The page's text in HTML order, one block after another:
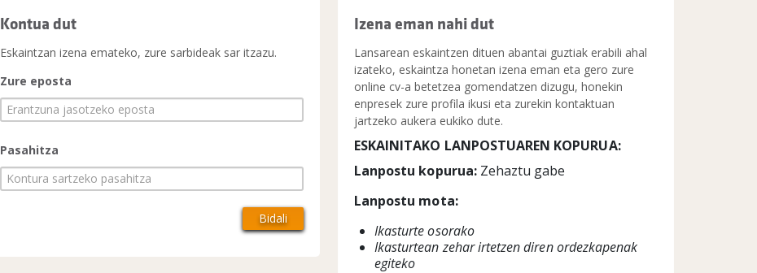
Kontua dut
Eskaintzan izena emateko, zure sarbideak sar itzazu.
Zure eposta
Pasahitza
Izena eman nahi dut
Lansarean eskaintzen dituen abantai guztiak erabili ahal
izateko, eskaintza honetan izena eman eta gero zure
online cv-a betetzea gomendatzen dizugu, honekin
enpresek zure profila ikusi eta zurekin kontaktuan
jartzeko aukera eukiko dute.
ESKAINITAKO LANPOSTUAREN KOPURUA:
Lanpostu kopurua:Zehaztu gabe
Lanpostu mota:
Ikasturte osorako
Ikasturtean zehar irtetzen diren ordezkapenak
egiteko